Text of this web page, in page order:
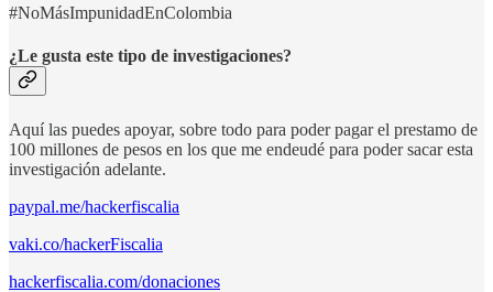
#NoMásImpunidadEnColombia
¿Le gusta este tipo de investigaciones?
Aquí las puedes apoyar, sobre todo para poder pagar el prestamo de
100 millones de pesos en los que me endeudé para poder sacar esta
investigación adelante.
paypal.me/hackerfiscalia
vaki.co/hackerFiscalia
hackerfiscalia.com/donaciones